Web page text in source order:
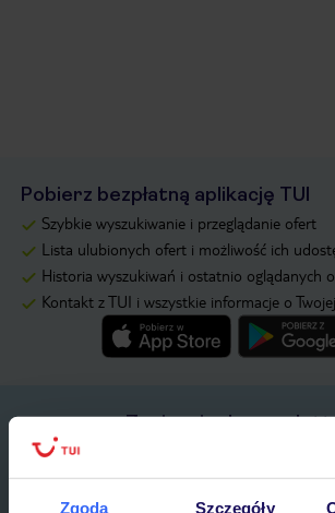
Zgoda Szczegóły
Pobierz bezpłatną aplikację TUI
Szybkie wyszukiwanie i przeglądanie ofert
Lista ulubionych ofert i możliwość ich
Historia wyszukiwań i ostatnio oglądanych
Kontakt z TUI i wszystkie informacje o
Zapisz się do
IMIĘ*